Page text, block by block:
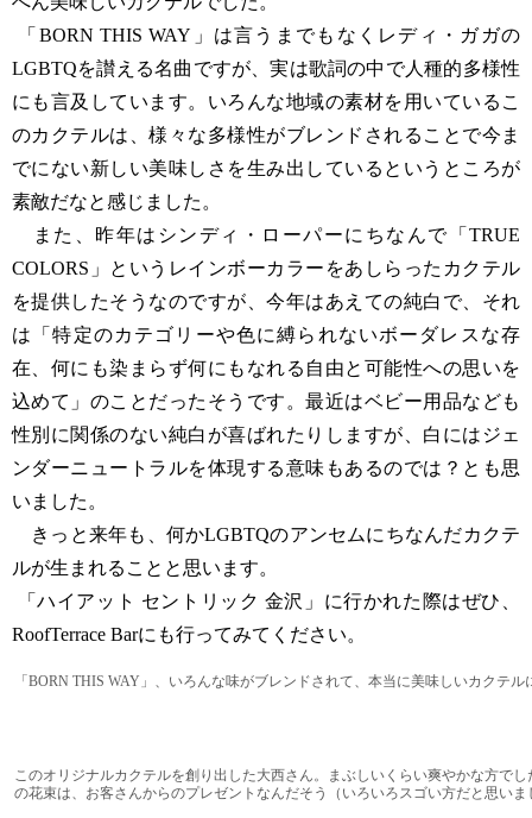
「BORN THIS WAY」は言うまでもなくレディ・ガガの
LGBTQを讃える名曲ですが、実は歌詞の中で人種的多様性
にも言及しています。いろんな地域の素材を用いているこ
のカクテルは、様々な多様性がブレンドされることで今ま
でにない新しい美味しさを生み出しているというところが
素敵だなと感じました。
また、昨年はシンディ・ローパーにちなんで「TRUE
COLORS」というレインボーカラーをあしらったカクテル
を提供したそうなのですが、今年はあえての純白で、それ
は「特定のカテゴリーや色に縛られないボーダレスな存
在、何にも染まらず何にもなれる自由と可能性への思いを
込めて」のことだったそうです。最近はベビー用品なども
性別に関係のない純白が喜ばれたりしますが、白にはジェ
ンダーニュートラルを体現する意味もあるのでは？とも思
いました。
きっと来年も、何かLGBTQのアンセムにちなんだカクテ
ルが生まれることと思います。
「ハイアット セントリック 金沢」に行かれた際はぜひ、
RoofTerrace Barにも行ってみてください。
「BORN THIS WAY」、いろんな味がブレンドされて、本当に美味しいカクテル
このオリジナルカクテルを創り出した大西さん。まぶしいくらい爽やかな方で
の花束は、お客さんからのプレゼントなんだそう（いろいろスゴい方だと思いま